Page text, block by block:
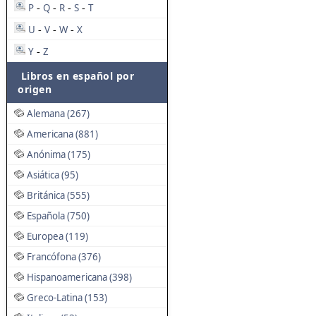
P - Q - R - S - T
U - V - W - X
Y - Z
Libros en español por
origen
Alemana (267)
Americana (881)
Anónima (175)
Asiática (95)
Británica (555)
Española (750)
Europea (119)
Francófona (376)
Hispanoamericana (398)
Greco-Latina (153)